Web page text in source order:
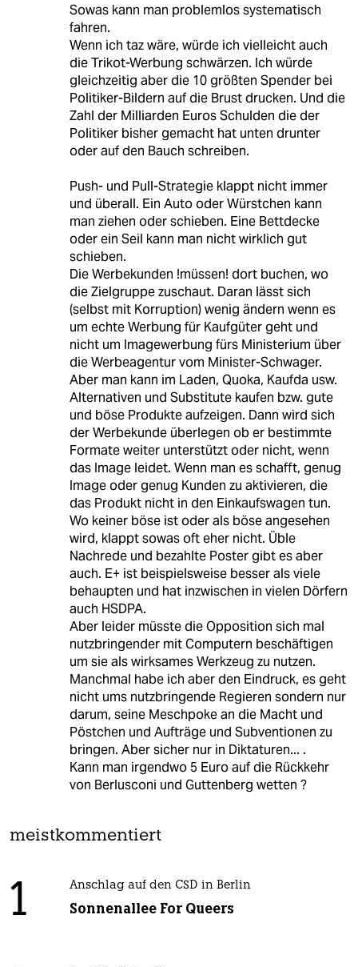
Sowas kann man problemlos systematisch
fahren.
Wenn ich taz wäre, würde ich vielleicht auch
die Trikot-Werbung schwärzen. Ich würde
gleichzeitig aber die 10 größten Spender bei
Politiker-Bildern auf die Brust drucken. Und die
Zahl der Milliarden Euros Schulden die der
Politiker bisher gemacht hat unten drunter
oder auf den Bauch schreiben.
Push- und Pull-Strategie klappt nicht immer
und überall. Ein Auto oder Würstchen kann
man ziehen oder schieben. Eine Bettdecke
oder ein Seil kann man nicht wirklich gut
schieben.
Die Werbekunden !müssen! dort buchen, wo
die Zielgruppe zuschaut. Daran lässt sich
(selbst mit Korruption) wenig ändern wenn es
um echte Werbung für Kaufgüter geht und
nicht um Imagewerbung fürs Ministerium über
die Werbeagentur vom Minister-Schwager.
Aber man kann im Laden, Quoka, Kaufda usw.
Alternativen und Substitute kaufen bzw. gute
und böse Produkte aufzeigen. Dann wird sich
der Werbekunde überlegen ob er bestimmte
Formate weiter unterstützt oder nicht, wenn
das Image leidet. Wenn man es schafft, genug
Image oder genug Kunden zu aktivieren, die
das Produkt nicht in den Einkaufswagen tun.
Wo keiner böse ist oder als böse angesehen
wird, klappt sowas oft eher nicht. Üble
Nachrede und bezahlte Poster gibt es aber
auch. E+ ist beispielsweise besser als viele
behaupten und hat inzwischen in vielen Dörfern
auch HSDPA.
Aber leider müsste die Opposition sich mal
nutzbringender mit Computern beschäftigen
um sie als wirksames Werkzeug zu nutzen.
Manchmal habe ich aber den Eindruck, es geht
nicht ums nutzbringende Regieren sondern nur
darum, seine Meschpoke an die Macht und
Pöstchen und Aufträge und Subventionen zu
bringen. Aber sicher nur in Diktaturen... .
Kann man irgendwo 5 Euro auf die Rückkehr
von Berlusconi und Guttenberg wetten ?
meistkommentiert
1 Anschlag auf den CSD in Berlin
Sonnenallee For Queers